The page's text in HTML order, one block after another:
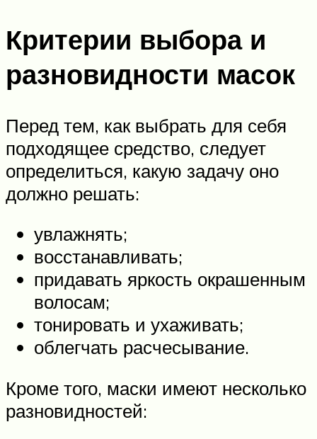
Критерии выбора и
разновидности масок
Перед тем, как выбрать для себя
подходящее средство, следует
определиться, какую задачу оно
должно решать:
увлажнять;
восстанавливать;
придавать яркость окрашенным
волосам;
тонировать и ухаживать;
облегчать расчесывание.
Кроме того, маски имеют несколько
разновидностей: